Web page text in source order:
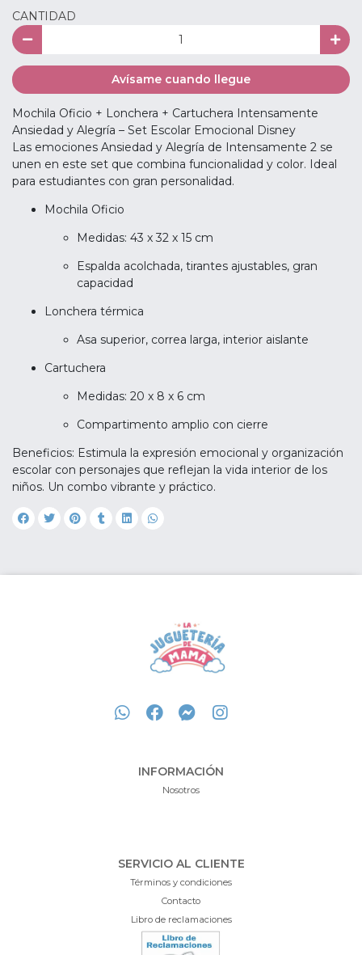
CANTIDAD
Avísame cuando llegue
Mochila Oficio + Lonchera + Cartuchera Intensamente
Ansiedad y Alegría – Set Escolar Emocional Disney
Las emociones Ansiedad y Alegría de Intensamente 2 se
unen en este set que combina funcionalidad y color. Ideal
para estudiantes con gran personalidad.
Mochila Oficio
Medidas: 43 x 32 x 15 cm
Espalda acolchada, tirantes ajustables, gran
capacidad
Lonchera térmica
Asa superior, correa larga, interior aislante
Cartuchera
Medidas: 20 x 8 x 6 cm
Compartimento amplio con cierre
Beneficios: Estimula la expresión emocional y organización
escolar con personajes que reflejan la vida interior de los
niños. Un combo vibrante y práctico.
INFORMACIÓN
Nosotros
SERVICIO AL CLIENTE
Términos y condiciones
Contacto
Libro de reclamaciones